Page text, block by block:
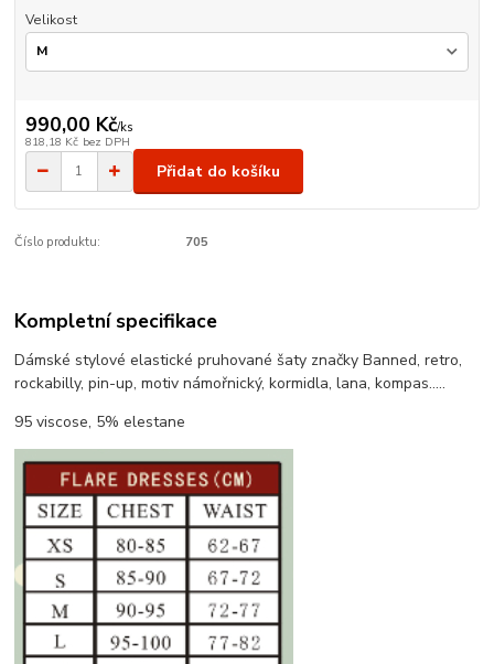
Velikost
990,00 Kč/ks
818,18 Kč bez DPH
Přidat do košíku
Číslo produktu: 705
Kompletní specifikace
Dámské stylové elastické pruhované šaty značky Banned, retro,
rockabilly, pin-up, motiv námořnický, kormidla, lana, kompas.....
95 viscose, 5% elestane